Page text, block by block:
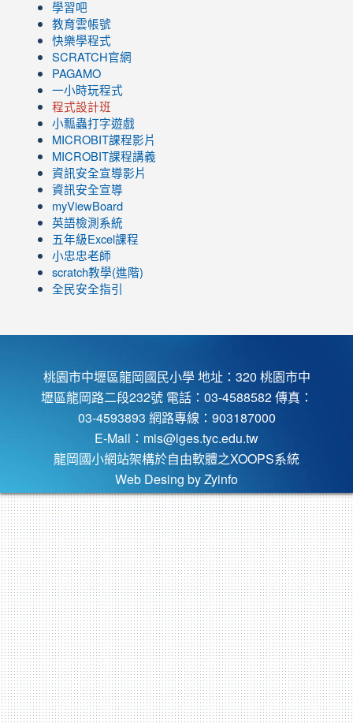
學習吧
教育雲帳號
快樂學程式
SCRATCH官網
PAGAMO
一小時玩程式
程式設計班
小瓢蟲打字遊戲
link
to
https://www.youtube.com/channel/UC8LghzcV5-
ZBGmXwlbUndNA/videos?
view=0&sort=dd&shelf_id=0
MICROBIT課程影片
link
to
https://www.youtube.com/channel/UC8LghzcV5-
ZBGmXwlbUndNA/videos?
view=0&sort=dd&shelf_id=0
MICROBIT課程講義
資訊安全宣導影片
資訊安全宣導
myViewBoard
英語檢測系統
五年級Excel課程
小忠忠老師
scratch教學(進階)
全民安全指引
桃園市中壢區龍岡國民小學 地址：320 桃園市中
壢區龍岡路二段232號 電話：03-4588582 傳真：
03-4593893 網路專線：903187000
E-Mail： mis@lges.tyc.edu.tw
龍岡國小網站架構於自由軟體之XOOPS系統
Web Desing by Zyinfo